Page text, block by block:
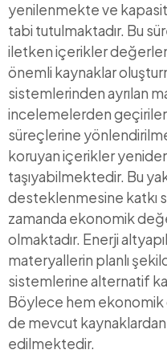
yenilenmekte ve
tabi tutulmaktadır. Bu
iletken içerikler
önemli kaynaklar
sistemlerinden ayrılan
incelemelerden
süreçlerine
koruyan içerikler
taşıyabilmektedir. Bu
desteklenmesine katkı
zamanda ekonomik
olmaktadır. Enerji
materyallerin planlı
sistemlerine alternatif
Böylece hem
de mevcut
edilmektedir.